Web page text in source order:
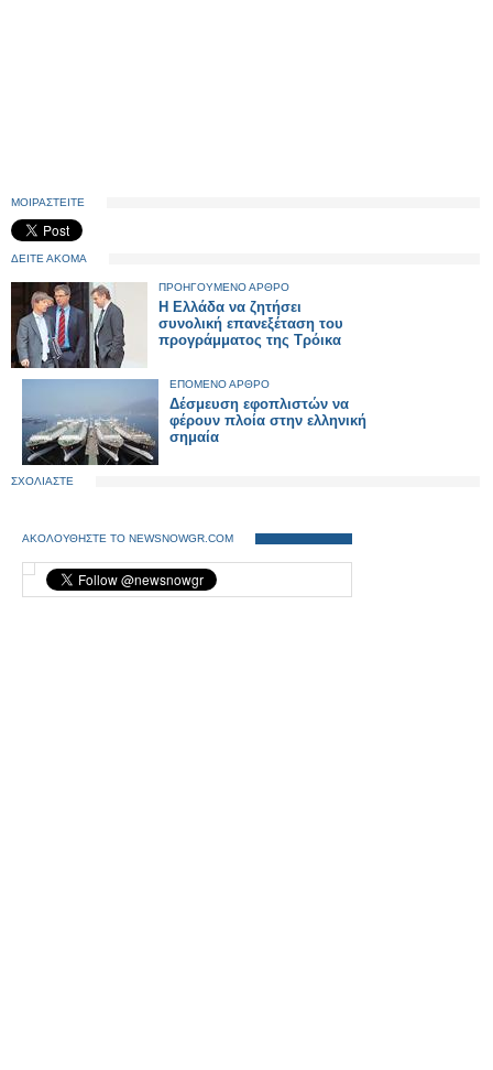
ΜΟΙΡΑΣΤΕΙΤΕ
ΔΕΙΤΕ ΑΚΟΜΑ
ΠΡΟΗΓΟΥΜΕΝΟ ΑΡΘΡΟ
Η Ελλάδα να ζητήσει
συνολική επανεξέταση του
προγράμματος της Τρόικα
ΕΠΟΜΕΝΟ ΑΡΘΡΟ
Δέσμευση εφοπλιστών να
φέρουν πλοία στην ελληνική
σημαία
ΣΧΟΛΙΑΣΤΕ
ΑΚΟΛΟΥΘΗΣΤΕ ΤΟ NEWSNOWGR.COM